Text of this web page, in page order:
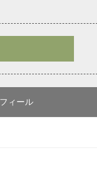
ィール